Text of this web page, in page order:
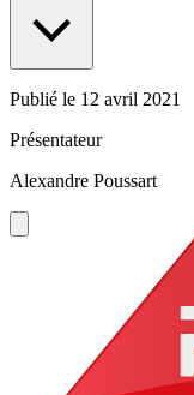
Publié le 12 avril 2021
Présentateur
Alexandre Poussart